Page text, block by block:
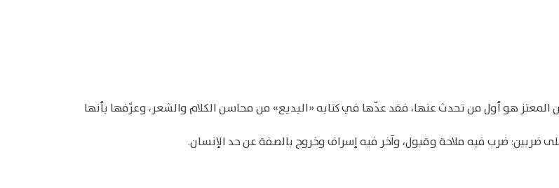
بن المعتز هو أول من تحدث عنها، فقد عدّها في كتابه «البديع» من محاسن الكلام والشعر، وعرّفها بأنها
ضربين: ضرب فيه ملاحة وقبول، وآخر فيه إسراف وخروج بالصفة عن حد الإنسان.